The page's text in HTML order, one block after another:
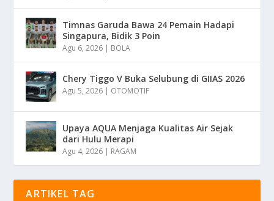
Timnas Garuda Bawa 24 Pemain Hadapi
Singapura, Bidik 3 Poin
Agu 6, 2026 | BOLA
Chery Tiggo V Buka Selubung di GIIAS 2026
Agu 5, 2026 | OTOMOTIF
Upaya AQUA Menjaga Kualitas Air Sejak
dari Hulu Merapi
Agu 4, 2026 | RAGAM
ARTIKEL TAG